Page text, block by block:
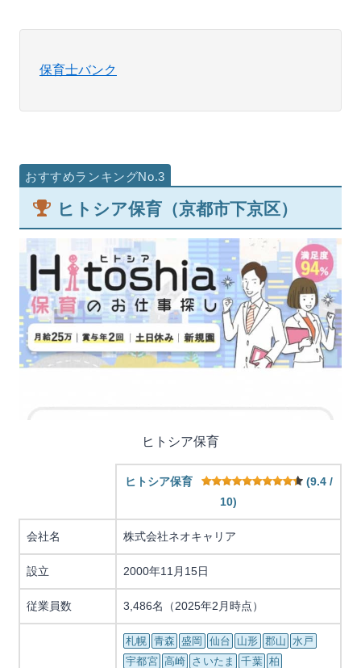
保育士バンク
ヒトシア保育（京都市下京区）
ヒトシア保育
ヒトシア保育
(9.4 /
10)
会社名 株式会社ネオキャリア
設立 2000年11月15日
従業員数 3,486名（2025年2月時点）
札幌 青森 盛岡 仙台 山形 郡山
水戸
宇都宮 高崎 さいたま 千葉 柏